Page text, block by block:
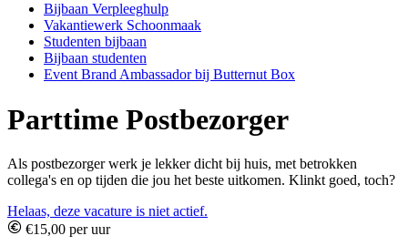
Bijbaan Verpleeghulp
Vakantiewerk Schoonmaak
Studenten bijbaan
Bijbaan studenten
Event Brand Ambassador bij Butternut Box
Parttime Postbezorger
Als postbezorger werk je lekker dicht bij huis, met betrokken
collega's en op tijden die jou het beste uitkomen. Klinkt goed, toch?
Helaas, deze vacature is niet actief.
€15,00 per uur